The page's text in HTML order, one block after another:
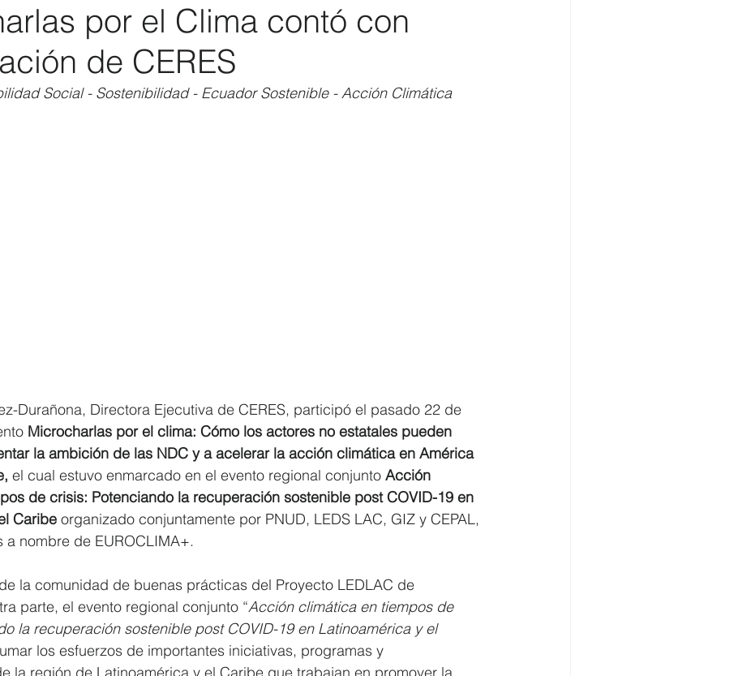
por el Clima contó con
de CERES
Social - Sostenibilidad - Ecuador Sostenible - Acción Climática
Durañona, Directora Ejecutiva de CERES, participó el pasado 22 de
Microcharlas por el clima: Cómo los actores no estatales pueden
la ambición de las NDC y a acelerar la acción climática en América
el cual estuvo enmarcado en el evento regional conjunto Acción
de crisis: Potenciando la recuperación sostenible post COVID-19 en
Caribe organizado conjuntamente por PNUD, LEDS LAC, GIZ y CEPAL,
a nombre de EUROCLIMA+.
la comunidad de buenas prácticas del Proyecto LEDLAC de
parte, el evento regional conjunto “Acción climática en tiempos de
la recuperación sostenible post COVID-19 en Latinoamérica y el
los esfuerzos de importantes iniciativas, programas y
la región de Latinoamérica y el Caribe que trabajan en promover la